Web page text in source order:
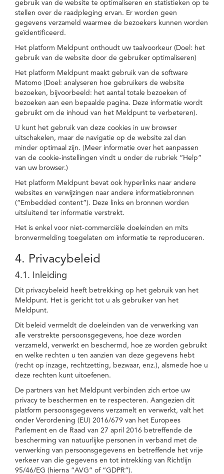
gebruik van de website te optimaliseren en statistieken op te
stellen over de raadpleging ervan. Er worden geen
gegevens verzameld waarmee de bezoekers kunnen worden
geïdentificeerd.
Het platform Meldpunt onthoudt uw taalvoorkeur (Doel: het
gebruik van de website door de gebruiker optimaliseren)
Het platform Meldpunt maakt gebruik van de software
Matomo (Doel: analyseren hoe gebruikers de website
bezoeken, bijvoorbeeld: het aantal totale bezoeken of
bezoeken aan een bepaalde pagina. Deze informatie wordt
gebruikt om de inhoud van het Meldpunt te verbeteren).
U kunt het gebruik van deze cookies in uw browser
uitschakelen, maar de navigatie op de website zal dan
minder optimaal zijn. (Meer informatie over het aanpassen
van de cookie-instellingen vindt u onder de rubriek “Help”
van uw browser.)
Het platform Meldpunt bevat ook hyperlinks naar andere
websites en verwijzingen naar andere informatiebronnen
(“Embedded content”). Deze links en bronnen worden
uitsluitend ter informatie verstrekt.
Het is enkel voor niet-commerciële doeleinden en mits
bronvermelding toegelaten om informatie te reproduceren.
4. Privacybeleid
4.1. Inleiding
Dit privacybeleid heeft betrekking op het gebruik van het
Meldpunt. Het is gericht tot u als gebruiker van het
Meldpunt.
Dit beleid vermeldt de doeleinden van de verwerking van
alle verstrekte persoonsgegevens, hoe deze worden
verzameld, verwerkt en beschermd, hoe ze worden gebruikt
en welke rechten u ten aanzien van deze gegevens hebt
(recht op inzage, rechtzetting, bezwaar, enz.), alsmede hoe u
deze rechten kunt uitoefenen.
De partners van het Meldpunt verbinden zich ertoe uw
privacy te beschermen en te respecteren. Aangezien dit
platform persoonsgegevens verzamelt en verwerkt, valt het
onder Verordening (EU) 2016/679 van het Europees
Parlement en de Raad van 27 april 2016 betreffende de
bescherming van natuurlijke personen in verband met de
verwerking van persoonsgegevens en betreffende het vrije
verkeer van die gegevens en tot intrekking van Richtlijn
95/46/EG (hierna “AVG” of “GDPR”).